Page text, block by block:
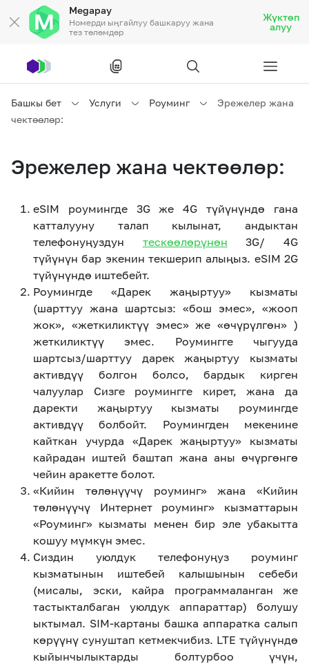
Megapay
Номерди ыңгайлуу башкаруу жана
тез төлөмдөр
Жүктөп
алуу
Жеке кардарларга
Ишкердик үчүн
Байланыш
Тарифтер Акциялар Роуминг
M2M
Кызматтар
Кызматтар Көңүл ачуучу
Чалуулар жана
Компания
Биз жөнүндө Жаңылыктар
Өнөктөштөргө
Офис картасы
Кызмат көрсөтүүлөр
MegaTV MegaPay
Башкы бет Услуги Роуминг
Эрежелер жана
чектөөлөр:
Эрежелер жана чектөөлөр:
eSIM роумингде 3G же 4G түйүнүндө гана
катталууну талап кылынат, андыктан
телефонуңуздун тескөөлөрүнөн 3G/ 4G
түйүнүн бар экенин текшерип алыңыз. eSIM 2G
түйүнүндө иштебейт.
Роумингде «Дарек жаңыртуу» кызматы
(шарттуу жана шартсыз: «бош эмес», «жооп
жок», «жеткиликтүү эмес» же «өчүрүлгөн» )
жеткиликтүү эмес. Роумингге чыгууда
шартсыз/шарттуу дарек жаңыртуу кызматы
активдүү болгон болсо, бардык кирген
чалуулар Сизге роумингге кирет, жана да
даректи жаңыртуу кызматы роумингде
активдүү болбойт. Роумингден мекенине
кайткан учурда «Дарек жаңыртуу» кызматы
кайрадан иштей баштап жана аны өчүргөнгө
чейин аракетте болот.
«Кийин төлөнүүчү роуминг» жана «Кийин
төлөнүүчү Интернет роуминг» кызматтарын
«Роуминг» кызматы менен бир эле убакытта
кошуу мүмкүн эмес.
Сиздин уюлдук телефонуңуз роуминг
кызматынын иштебей калышынын себеби
(мисалы, эски, кайра программаланган же
тастыкталбаган уюлдук аппараттар) болушу
ыктымал. SIM-картаны башка аппаратка салып
көрүүнү сунуштап кетмекчибиз. LTE түйүнүндө
кыйынчылыктарды болтурбоо үчүн,